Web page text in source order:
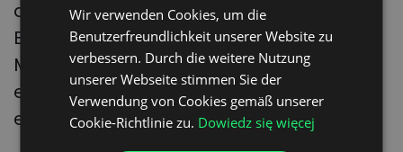
auf die Personalausstattung nicht, ihre
Belegschaft aufzustocken, wobei die
Mitglieder eher zusätzliche Mitarbeiter
einstellen als bestehende Mitarbeiter
entlassen.
SPANISH
Wir verwenden Cookies, um die
Benutzerfreundlichkeit unserer Website zu
verbessern. Durch die weitere Nutzung
unserer Webseite stimmen Sie der
Verwendung von Cookies gemäß unserer
Cookie-Richtlinie zu. Dowiedz się więcej